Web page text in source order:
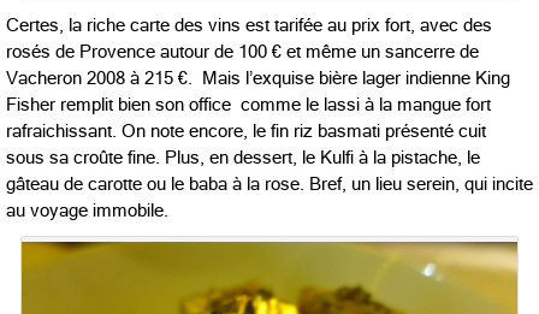
Certes, la riche carte des vins est tarifée au prix fort, avec des
rosés de Provence autour de 100 € et même un sancerre de
Vacheron 2008 à 215 €. Mais l’exquise bière lager indienne King
Fisher remplit bien son office comme le lassi à la mangue fort
rafraichissant. On note encore, le fin riz basmati présenté cuit
sous sa croûte fine. Plus, en dessert, le Kulfi à la pistache, le
gâteau de carotte ou le baba à la rose. Bref, un lieu serein, qui incite
au voyage immobile.